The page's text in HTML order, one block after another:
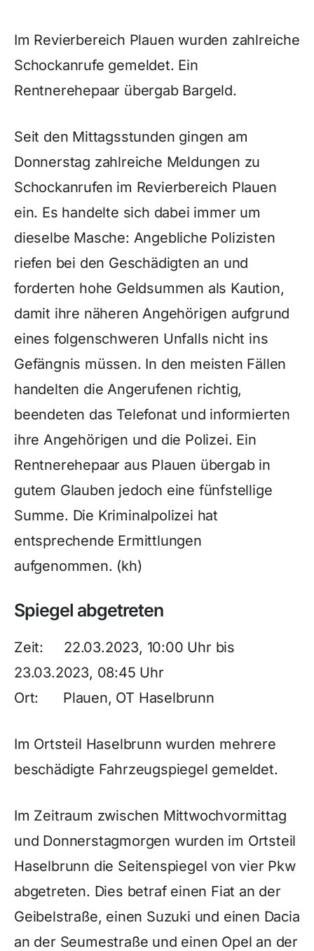
Im Revierbereich Plauen wurden zahlreiche
Schockanrufe gemeldet. Ein
Rentnerehepaar übergab Bargeld.
Seit den Mittagsstunden gingen am
Donnerstag zahlreiche Meldungen zu
Schockanrufen im Revierbereich Plauen
ein. Es handelte sich dabei immer um
dieselbe Masche: Angebliche Polizisten
riefen bei den Geschädigten an und
forderten hohe Geldsummen als Kaution,
damit ihre näheren Angehörigen aufgrund
eines folgenschweren Unfalls nicht ins
Gefängnis müssen. In den meisten Fällen
handelten die Angerufenen richtig,
beendeten das Telefonat und informierten
ihre Angehörigen und die Polizei. Ein
Rentnerehepaar aus Plauen übergab in
gutem Glauben jedoch eine fünfstellige
Summe. Die Kriminalpolizei hat
entsprechende Ermittlungen
aufgenommen. (kh)
Spiegel abgetreten
Zeit: 22.03.2023, 10:00 Uhr bis
23.03.2023, 08:45 Uhr
Ort: Plauen, OT Haselbrunn
Im Ortsteil Haselbrunn wurden mehrere
beschädigte Fahrzeugspiegel gemeldet.
Im Zeitraum zwischen Mittwochvormittag
und Donnerstagmorgen wurden im Ortsteil
Haselbrunn die Seitenspiegel von vier Pkw
abgetreten. Dies betraf einen Fiat an der
Geibelstraße, einen Suzuki und einen Dacia
an der Seumestraße und einen Opel an der